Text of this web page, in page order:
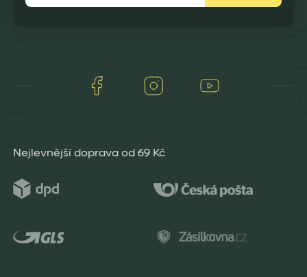
Facebook Instagram
Nejlevnější doprava od 69 Kč